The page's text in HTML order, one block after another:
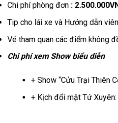
Chi phí phòng đơn :
Tip cho lái xe và Hướng dẫn
Vé tham quan các điểm không
Chi phí xem Show biểu diễn
+ Show “Cửu Trại Thiên
+ Kịch đổi mặt Tứ